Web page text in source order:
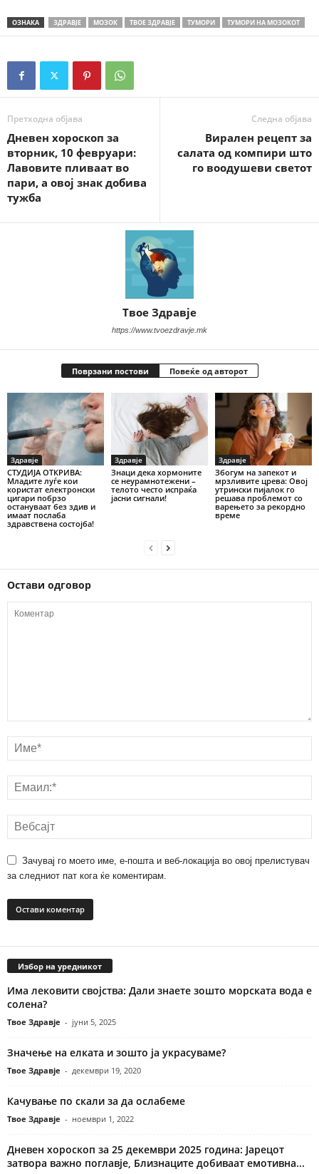
ОЗНАКА ЗДРАВЈЕ МОЗОК ТВОЕ ЗДРАВЈЕ ТУМОРИ ТУМОРИ НА МОЗОКОТ
Претходна објава
Дневен хороскоп за
вторник, 10 февруари:
Лавовите пливаат во
пари, а овој знак добива
тужба
Следна објава
Вирален рецепт за
салата од компири што
го воодушеви светот
Твое Здравје
https://www.tvoezdravje.mk
Поврзани постови Повеќе од авторот
Здравје
СТУДИЈА ОТКРИВА:
Младите луѓе кои
користат електронски
цигари побрзо
остануваат без здив и
имаат послаба
здравствена состојба!
Здравје
Знаци дека хормоните
се неурамнотежени –
телото често испраќа
јасни сигнали!
Здравје
Збогум на запекот и
мрзливите црева: Овој
утрински пијалок го
решава проблемот со
варењето за рекордно
време
Остави одговор
Зачувај го моето име, е-пошта и веб-локација во овој прелистувач
за следниот пат кога ќе коментирам.
Избор на уредникот
Има лековити својства: Дали знаете зошто морската вода е
солена?
Твое Здравје - јуни 5, 2025
Значење на елката и зошто ја украсуваме?
Твое Здравје - декември 19, 2020
Качување по скали за да ослабеме
Твое Здравје - ноември 1, 2022
Дневен хороскоп за 25 декември 2025 година: Јарецот
затвора важно поглавје, Близнаците добиваат емотивна...